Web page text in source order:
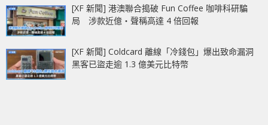
[XF 新聞] 港澳聯合搗破 Fun Coffee 咖啡科研騙
局 涉款近億‧聲稱高達 4 倍回報
[XF 新聞] Coldcard 離線「冷錢包」爆出致命漏洞
黑客已盜走逾 1.3 億美元比特幣